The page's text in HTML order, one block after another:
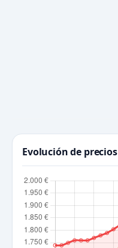
Evolución de precios